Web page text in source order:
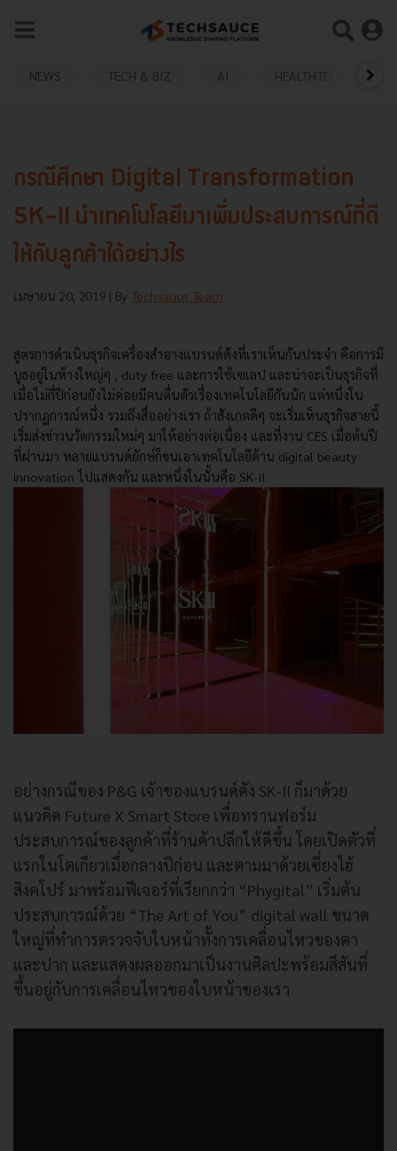
NEWS TECH & BIZ AI HEALTHTECH
กรณีศึกษา Digital Transformation
SK-II นำเทคโนโลยีมาเพิ่มประสบการณ์ที่ดี
ให้กับลูกค้าได้อย่างไร
เมษายน 20, 2019 | By Techsauce Team
สูตรการดำเนินธุรกิจเครื่องสำอางแบรนด์ดังที่เราเห็นกันประจำ คือการมี
บูธอยู่ในห้างใหญ่ๆ , duty free และการใช้เซเลป และน่าจะเป็นธุรกิจที่
เมื่อไม่กี่ปีก่อนยังไม่ค่อยมีคนตื่นตัวเรื่องเทคโนโลยีกันนัก แต่หนึ่งใน
ปรากฏการณ์หนึ่ง รวมถึงสื่ออย่างเรา ถ้าสังเกตดีๆ จะเริ่มเห็นธุรกิจสายนี้
เริ่มส่งข่าวนวัตกรรมใหม่ๆ มาให้อย่างต่อเนื่อง และที่งาน CES เมื่อต้นปี
ที่ผ่านมา หลายแบรนด์ยักษ์ก็ขนเอาเทคโนโลยีด้าน digital beauty
innovation ไปแสดงกัน และหนึ่งในนั้นคือ SK-II
อย่างกรณีของ ​ P&G เจ้าของแบรนด์ดัง SK-II ก็มาด้วย
แนวคิด Future X Smart Store เพื่อทรานฟอร์ม
ประสบการณ์ของลูกค้าที่ร้านค้าปลีกให้ดีขึ้น โดยเปิดตัวที่
แรกในโตเกียวเมื่อกลางปีก่อน และตามมาด้วยเซี่ยงไฮ้
สิงคโปร์ มาพร้อมฟีเจอร์ที่เรียกกว่า “Phygital” เริ่มต้น
ประสบการณ์ด้วย “The Art of You” digital wall ขนาด
ใหญ่ที่ทำการตรวจจับใบหน้าทั้งการเคลื่อนไหวของตา
และปาก และแสดงผลออกมาเป็นงานศิลปะพร้อมสีสันที่
ขึ้นอยู่กับการเคลื่อนไหวของใบหน้าของเรา